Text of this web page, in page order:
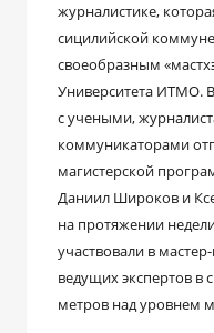
журналистике,
сицилийской
своеобразным
Университета ИТМО.
с учеными,
коммуникаторами
магистерской
Даниил Широков и
на протяжении
участвовали в
ведущих экспертов в
метров над уровнем